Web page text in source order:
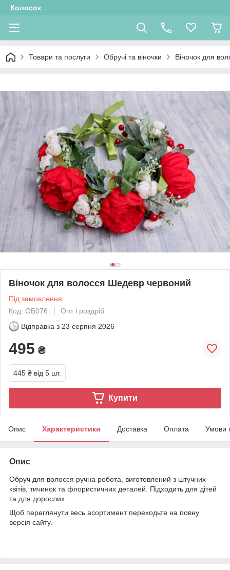
Колосок
Товари та послуги Обручі та віночки Віночок для
Віночок для волосся Шедевр червоний
Під замовлення
Код: ОБ076
Опт і роздріб
Відправка з 23 серпня 2026
495 ₴
445 ₴ від 5 шт.
Купити
Опис Характеристики Доставка Оплата Умови
Опис
Обруч для волосся ручна робота, виготовлений з штучних
квітів, тичинок та флористичних деталей. Підходить для дітей
та для дорослих.
Щоб переглянути весь асортимент переходьте на повну
версія сайту.